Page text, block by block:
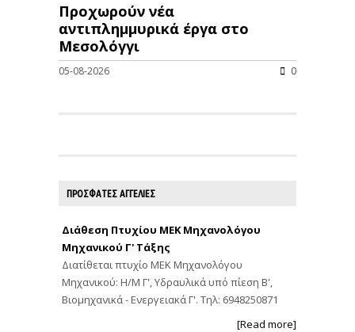
Προχωρούν νέα
αντιπλημμυρικά έργα στο
Μεσολόγγι
05-08-2026 0
ΠΡΟΣΦΑΤΕΣ ΑΓΓΕΛΙΕΣ
Διάθεση Πτυχίου ΜΕΚ Μηχανολόγου
Μηχανικού Γ' Τάξης
Διατίθεται πτυχίο ΜΕΚ Μηχανολόγου
Μηχανικού: Η/Μ Γ', Υδραυλικά υπό πίεση Β',
Βιομηχανικά - Ενεργειακά Γ'. Τηλ: 6948250871
[Read more]